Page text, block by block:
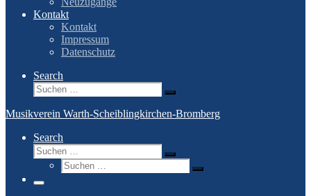
Kontakt
Kontakt
Impressum
Datenschutz
Search
Suche
Suchen …
Musikverein Warth-Scheiblingkirchen-Bromberg
Search
Suche
Suchen …
Suche
Suchen …
Menü